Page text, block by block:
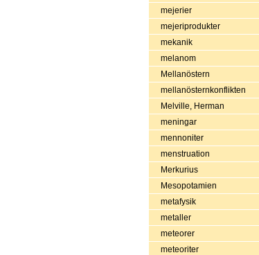
mejerier
mejeriprodukter
mekanik
melanom
Mellanöstern
mellanösternkonflikten
Melville, Herman
meningar
mennoniter
menstruation
Merkurius
Mesopotamien
metafysik
metaller
meteorer
meteoriter